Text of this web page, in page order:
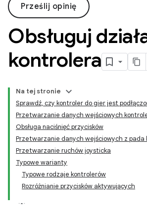
Prześlij opinię
Obsługuj
kontrolera
Na tej stronie
Sprawdź, czy kontroler do gier jest
Przetwarzanie danych wejściowych
Obsługa naciśnięć przycisków
Przetwarzanie danych wejściowych z pada
Przetwarzanie ruchów joysticka
Typowe warianty
Typowe rodzaje kontrolerów
Rozróżnianie przycisków aktywujących